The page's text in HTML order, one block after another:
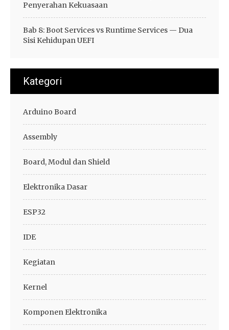
Penyerahan Kekuasaan
Bab 8: Boot Services vs Runtime Services — Dua
Sisi Kehidupan UEFI
Kategori
Arduino Board
Assembly
Board, Modul dan Shield
Elektronika Dasar
ESP32
IDE
Kegiatan
Kernel
Komponen Elektronika